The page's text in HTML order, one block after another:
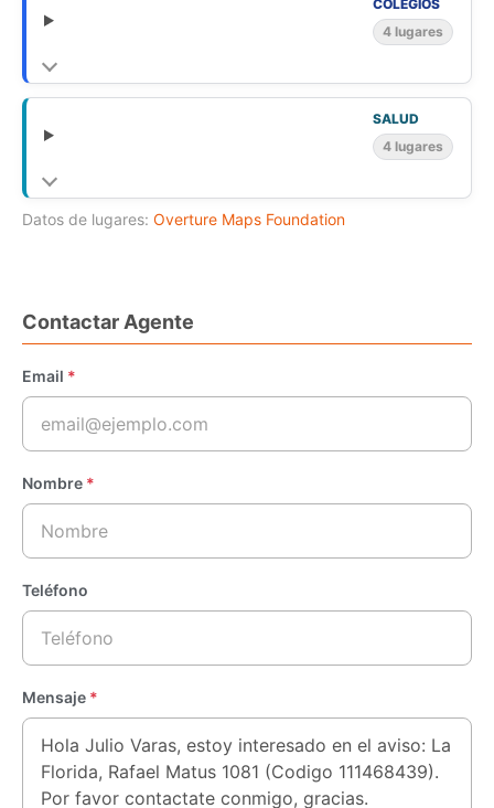
COLEGIOS
4 lugares
SALUD
4 lugares
Datos de lugares: Overture Maps Foundation
Contactar Agente
Email *
Nombre *
Teléfono
Mensaje *